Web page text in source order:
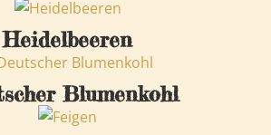
Heidelbeeren
Blumenkohl